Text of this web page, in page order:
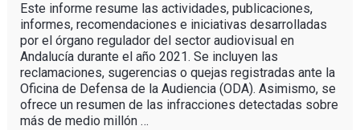
Este informe resume las actividades, publicaciones,
informes, recomendaciones e iniciativas desarrolladas
por el órgano regulador del sector audiovisual en
Andalucía durante el año 2021. Se incluyen las
reclamaciones, sugerencias o quejas registradas ante la
Oficina de Defensa de la Audiencia (ODA). Asimismo, se
ofrece un resumen de las infracciones detectadas sobre
más de medio millón …